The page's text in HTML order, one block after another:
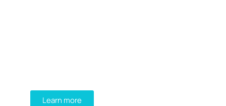
Learn more